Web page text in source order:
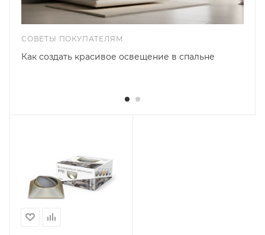
СОВЕТЫ ПОКУПАТЕЛЯМ
Как создать красивое освещение в спальне